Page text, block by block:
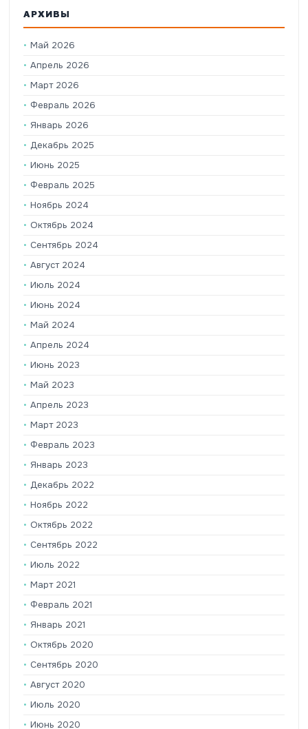
АРХИВЫ
Май 2026
Апрель 2026
Март 2026
Февраль 2026
Январь 2026
Декабрь 2025
Июнь 2025
Февраль 2025
Ноябрь 2024
Октябрь 2024
Сентябрь 2024
Август 2024
Июль 2024
Июнь 2024
Май 2024
Апрель 2024
Июнь 2023
Май 2023
Апрель 2023
Март 2023
Февраль 2023
Январь 2023
Декабрь 2022
Ноябрь 2022
Октябрь 2022
Сентябрь 2022
Июль 2022
Март 2021
Февраль 2021
Январь 2021
Октябрь 2020
Сентябрь 2020
Август 2020
Июль 2020
Июнь 2020